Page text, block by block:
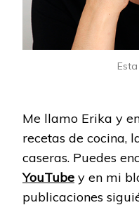
Me llamo Erika y
recetas de cocina,
caseras. Puedes
YouTube y en mi
publicaciones